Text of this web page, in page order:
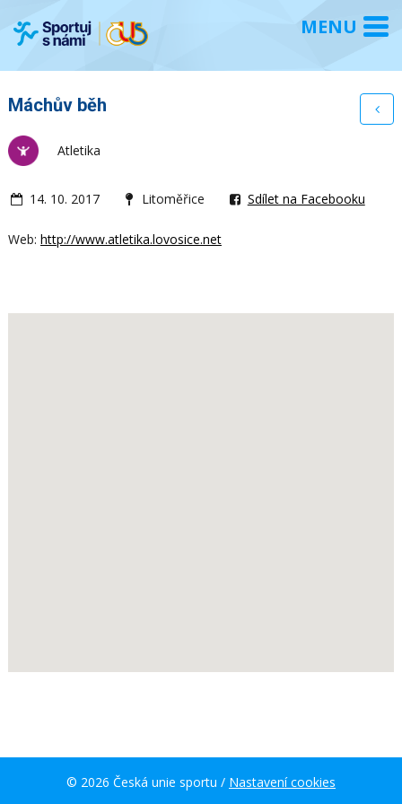
Máchův běh
Atletika
14. 10. 2017 Litoměřice Sdílet na Facebooku
Web: http://www.atletika.lovosice.net
© 2026 Česká unie sportu / Nastavení cookies